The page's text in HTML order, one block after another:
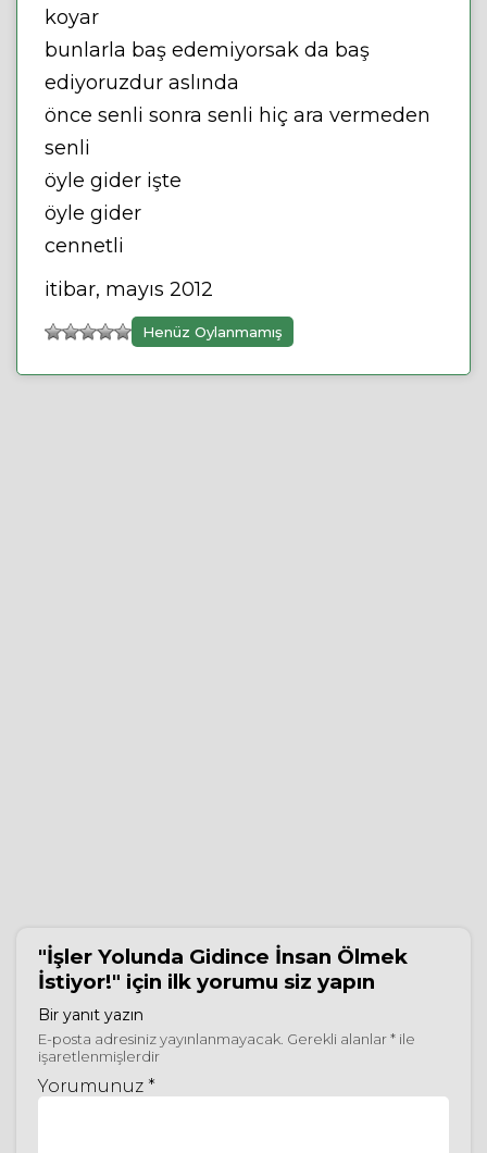
koyar
bunlarla baş edemiyorsak da baş
ediyoruzdur aslında
önce senli sonra senli hiç ara vermeden
senli
öyle gider işte
öyle gider
cennetli
itibar, mayıs 2012
Henüz Oylanmamış
"İşler Yolunda Gidince İnsan Ölmek
İstiyor!" için ilk yorumu siz yapın
Bir yanıt yazın
E-posta adresiniz yayınlanmayacak. Gerekli alanlar* ile
işaretlenmişlerdir
Yorumunuz *